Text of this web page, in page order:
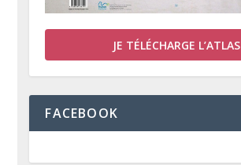
JE TÉLÉCHARGE L’ATLAS
FACEBOOK